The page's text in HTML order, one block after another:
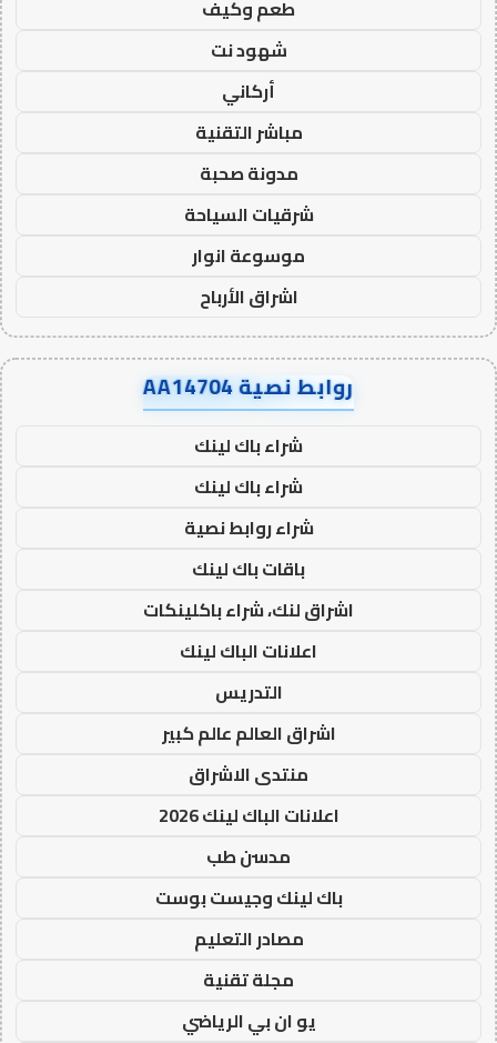
طعم وكيف
شهود نت
أركاني
مباشر التقنية
مدونة صحبة
شرقيات السياحة
موسوعة انوار
اشراق الأرباح
روابط نصية AA14704
شراء باك لينك
شراء باك لينك
شراء روابط نصية
باقات باك لينك
اشراق لنك، شراء باكلينكات
اعلانات الباك لينك
التدريس
اشراق العالم عالم كبير
منتدى الاشراق
اعلانات الباك لينك 2026
مدسن طب
باك لينك وجيست بوست
مصادر التعليم
مجلة تقنية
يو ان بي الرياضي